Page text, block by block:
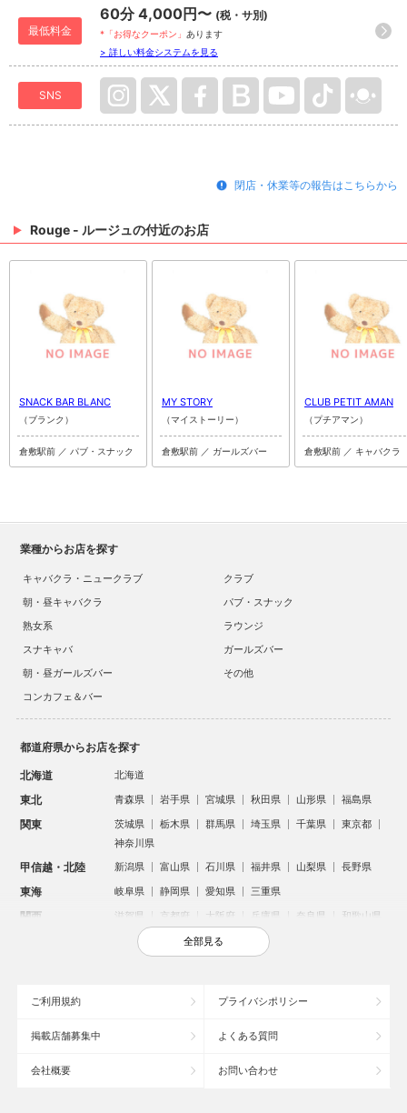
最低料金
60分 4,000円〜 (税・サ別)
*「お得なクーポン」 あります
> 詳しい料金システムを見る
SNS
閉店・休業等の報告はこちらから
Rouge - ルージュの付近のお店
SNACK BAR BLANC
（ブランク）
倉敷駅前 ／ パブ・スナック
MY STORY
（マイストーリー）
倉敷駅前 ／ ガールズバー
CLUB PETIT AMAN
（プチアマン）
倉敷駅前 ／ キャバクラ
業種からお店を探す
キャバクラ・ニュークラブ
クラブ
朝・昼キャバクラ
パブ・スナック
熟女系
ラウンジ
スナキャバ
ガールズバー
朝・昼ガールズバー
その他
コンカフェ＆バー
都道府県からお店を探す
北海道 北海道
東北 青森県 岩手県 宮城県 秋田県 山形県 福島県
関東 茨城県 栃木県 群馬県 埼玉県 千葉県
東京都
神奈川県
甲信越・北陸 新潟県 富山県 石川県 福井県 山梨県 長野県
東海 岐阜県 静岡県 愛知県 三重県
関西 滋賀県 京都府 大阪府 兵庫県 奈良県 和歌山県
鳥取県 島根県 岡山県 広島県
沖縄県
全部見る
ご利用規約 プライバシポリシー
掲載店舗募集中 よくある質問
会社概要 お問い合わせ